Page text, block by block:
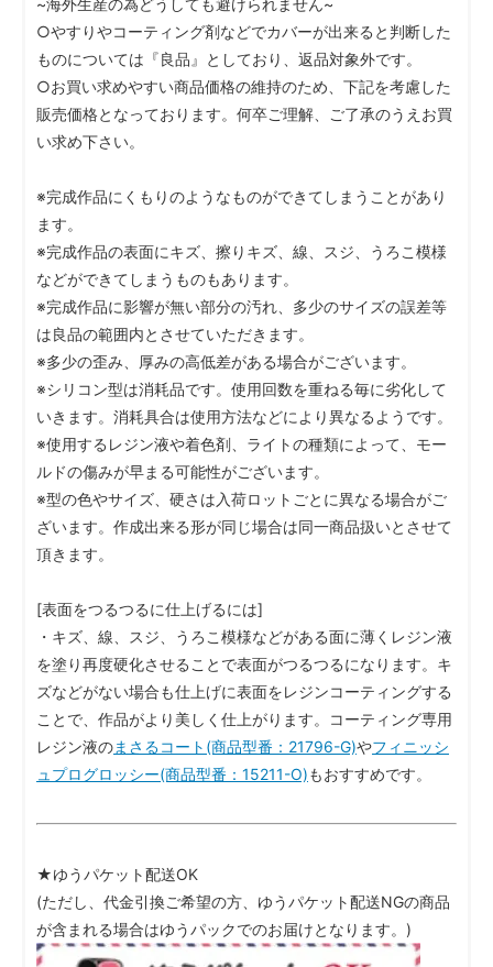
~海外生産の為どうしても避けられません~
○やすりやコーティング剤などでカバーが出来ると判断した
ものについては『良品』としており、返品対象外です。
○お買い求めやすい商品価格の維持のため、下記を考慮した
販売価格となっております。何卒ご理解、ご了承のうえお買
い求め下さい。
※完成作品にくもりのようなものができてしまうことがあり
ます。
※完成作品の表面にキズ、擦りキズ、線、スジ、うろこ模様
などができてしまうものもあります。
※完成作品に影響が無い部分の汚れ、多少のサイズの誤差等
は良品の範囲内とさせていただきます。
※多少の歪み、厚みの高低差がある場合がございます。
※シリコン型は消耗品です。使用回数を重ねる毎に劣化して
いきます。消耗具合は使用方法などにより異なるようです。
※使用するレジン液や着色剤、ライトの種類によって、モー
ルドの傷みが早まる可能性がございます。
※型の色やサイズ、硬さは入荷ロットごとに異なる場合がご
ざいます。作成出来る形が同じ場合は同一商品扱いとさせて
頂きます。
[表面をつるつるに仕上げるには]
・キズ、線、スジ、うろこ模様などがある面に薄くレジン液
を塗り再度硬化させることで表面がつるつるになります。キ
ズなどがない場合も仕上げに表面をレジンコーティングする
ことで、作品がより美しく仕上がります。コーティング専用
レジン液のまさるコート(商品型番：21796-G)やフィニッシ
ュプログロッシー(商品型番：15211-O)もおすすめです。
★ゆうパケット配送OK
(ただし、代金引換ご希望の方、ゆうパケット配送NGの商品
が含まれる場合はゆうパックでのお届けとなります。)